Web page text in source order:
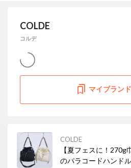
COLDE
コルデ
マイブラン
COLDE
【夏フェスに！270g
のパラコードハンド